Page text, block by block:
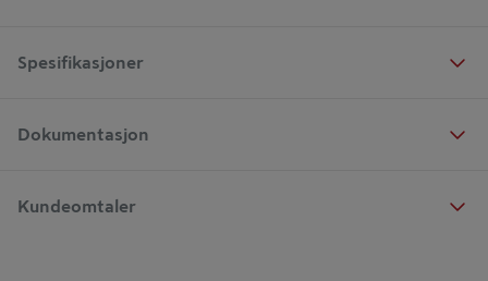
Spesifikasjoner
Dokumentasjon
Kundeomtaler